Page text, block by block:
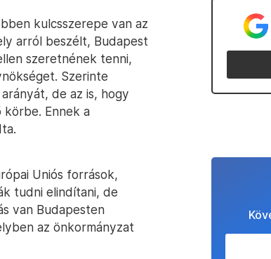
kulcsszerepe van az
arról beszélt, Budapest
szeretnének tenni,
Szerinte
de az is, hogy
körbe. Ennek a
Uniós források,
tudni elindítani, de
van Budapesten
az önkormányzat